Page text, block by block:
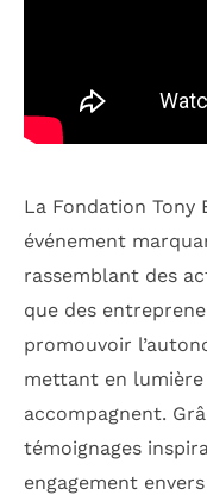
La Fondation Tony
événement
rassemblant des
que des
promouvoir
mettant en
accompagnent.
témoignages
engagement